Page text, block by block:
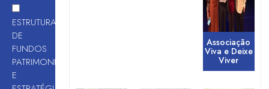
ESTRUTURAÇÃO
DE
FUNDOS
PATRIMONIAIS
E
Associação
Viva e Deixe
Viver